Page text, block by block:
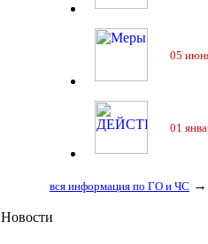
05
01
вся информация по ГО и ЧС →
Новости